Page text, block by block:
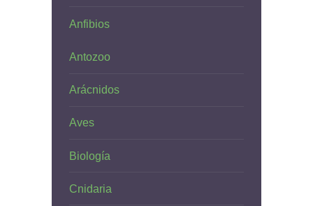
Anfibios
Antozoo
Arácnidos
Aves
Biología
Cnidaria